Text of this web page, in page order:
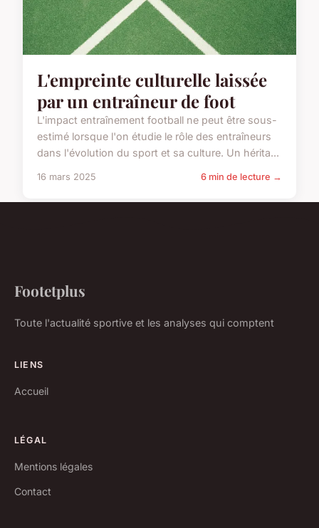
L'empreinte culturelle laissée
par un entraîneur de foot
L'impact entraînement football ne peut être sous-
estimé lorsque l'on étudie le rôle des entraîneurs
dans l'évolution du sport et sa culture. Un hérita...
16 mars 2025 6 min de lecture →
Footetplus
Toute l'actualité sportive et les analyses qui comptent
LIENS
Accueil
LÉGAL
Mentions légales
Contact